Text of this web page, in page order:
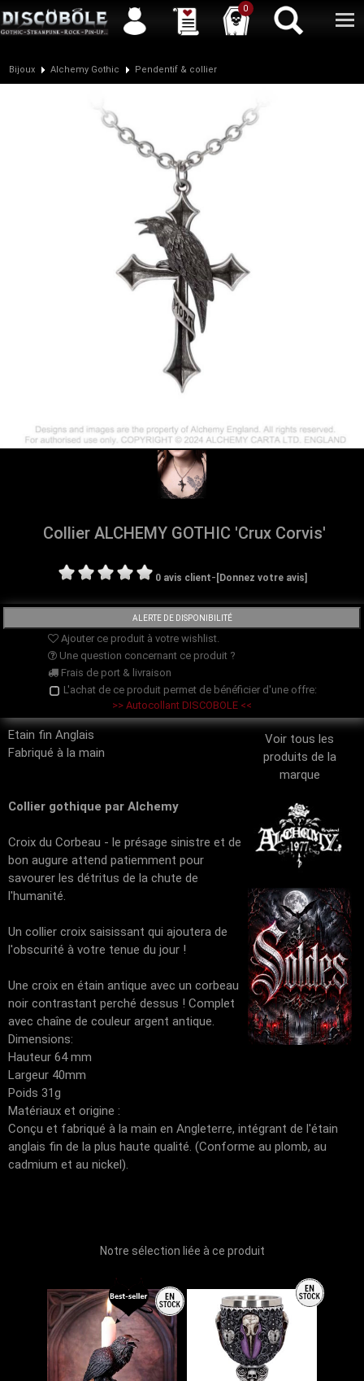
0
Service client 04 50 26 57 88 Newsletter | | Facebook
Bijoux Alchemy Gothic Pendentif & collier
Collier ALCHEMY GOTHIC 'Crux Corvis'
0 avis client- [Donnez votre avis]
Ajouter ce produit à votre wishlist.
Une question concernant ce produit ?
Frais de port & livraison
L'achat de ce produit permet de bénéficier d'une offre:
>> Autocollant DISCOBOLE <<
Voir tous les
produits de la
marque
Etain fin Anglais
Fabriqué à la main
Collier gothique par Alchemy
Croix du Corbeau - le présage sinistre et de
bon augure attend patiemment pour
savourer les détritus de la chute de
l'humanité.
Un collier croix saisissant qui ajoutera de
l'obscurité à votre tenue du jour !
Une croix en étain antique avec un corbeau
noir contrastant perché dessus ! Complet
avec chaîne de couleur argent antique.
Dimensions:
Hauteur 64 mm
Largeur 40mm
Poids 31g
Matériaux et origine :
Conçu et fabriqué à la main en Angleterre, intégrant de l'étain
anglais fin de la plus haute qualité. (Conforme au plomb, au
cadmium et au nickel).
Notre sélection liée à ce produit